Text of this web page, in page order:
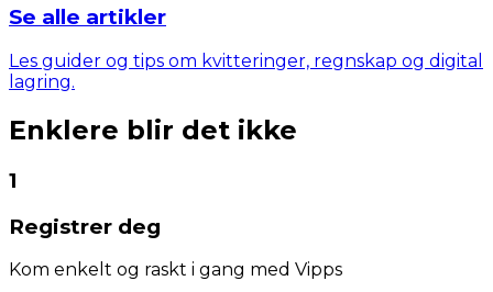
Se alle artikler
Les guider og tips om kvitteringer, regnskap og digital
lagring.
Enklere blir det ikke
1
Registrer deg
Kom enkelt og raskt i gang med Vipps